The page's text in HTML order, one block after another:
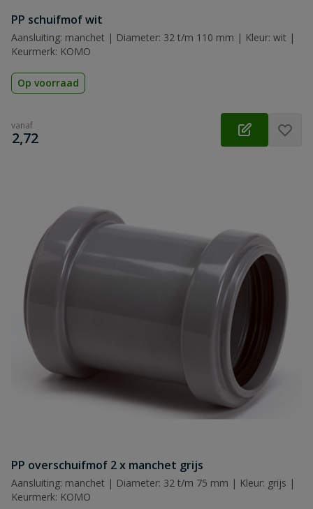
PP schuifmof wit
Aansluiting: manchet | Diameter: 32 t/m 110 mm | Kleur: wit |
Keurmerk: KOMO
Op voorraad
vanaf
€
2,72
PP overschuifmof 2 x manchet grijs
Aansluiting: manchet | Diameter: 32 t/m 75 mm | Kleur: grijs |
Keurmerk: KOMO